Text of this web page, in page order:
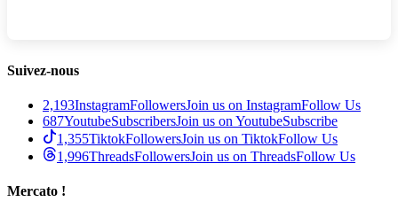
Suivez-nous
2,193InstagramFollowersJoin us on InstagramFollow Us
687YoutubeSubscribersJoin us on YoutubeSubscribe
1,355TiktokFollowersJoin us on TiktokFollow Us
1,996ThreadsFollowersJoin us on ThreadsFollow Us
Mercato !